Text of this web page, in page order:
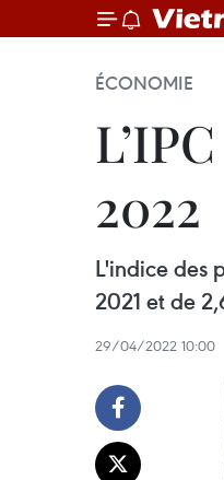
ÉCONOMIE
2022
L'indice des
2021 et de
29/04/2022 10:00